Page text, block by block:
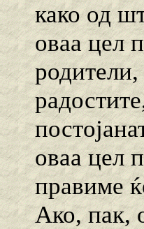
како од
оваа цел
оваа цел
правиме
Ако, пак,